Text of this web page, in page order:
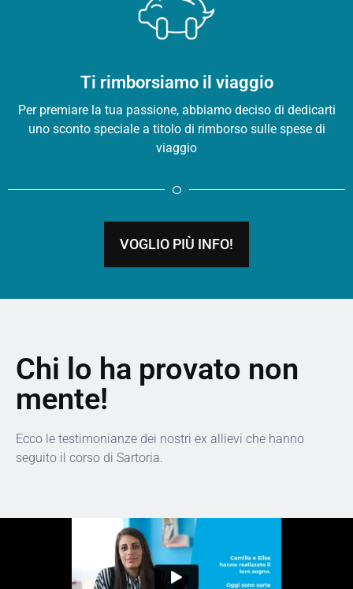
Ti rimborsiamo il viaggio
Per premiare la tua passione, abbiamo deciso di dedicarti
uno sconto speciale a titolo di rimborso sulle spese di
viaggio
VOGLIO PIÙ INFO!
Chi lo ha provato non
mente!
Ecco le testimonianze dei nostri ex allievi che hanno
seguito il corso di Sartoria.